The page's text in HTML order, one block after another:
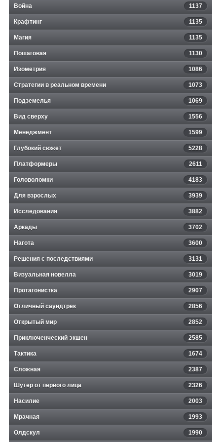
Война 1137
Крафтинг 1135
Магия 1135
Пошаговая 1130
Изометрия 1086
Стратегии в реальном времени 1073
Подземелья 1069
Вид сверху 1556
Менеджмент 1599
Глубокий сюжет 5228
Платформеры 2611
Головоломки 4183
Для взрослых 3939
Исследования 3882
Аркады 3702
Нагота 3600
Решения с последствиями 3131
Визуальная новелла 3019
Протагонистка 2907
Отличный саундтрек 2856
Открытый мир 2852
Приключенческий экшен 2585
Тактика 1674
Сложная 2387
Шутер от первого лица 2326
Насилие 2003
Мрачная 1993
Олдскул 1990